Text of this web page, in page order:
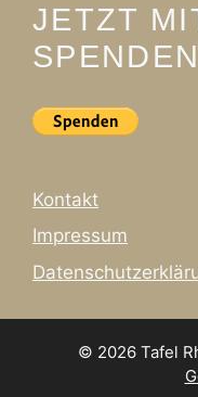
JETZT
SPENDEN
Kontakt
Impressum
© 2026 Tafel